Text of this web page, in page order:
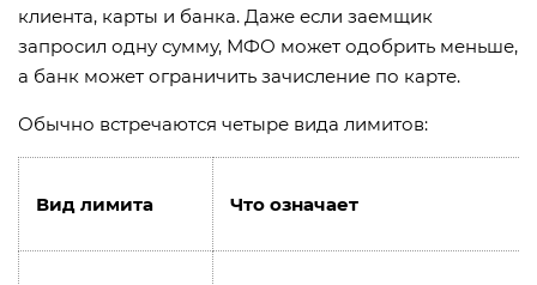
клиента, карты и банка. Даже если заемщик
запросил одну сумму, МФО может одобрить меньше,
а банк может ограничить зачисление по карте.
Обычно встречаются четыре вида лимитов:
Вид лимита Что означает